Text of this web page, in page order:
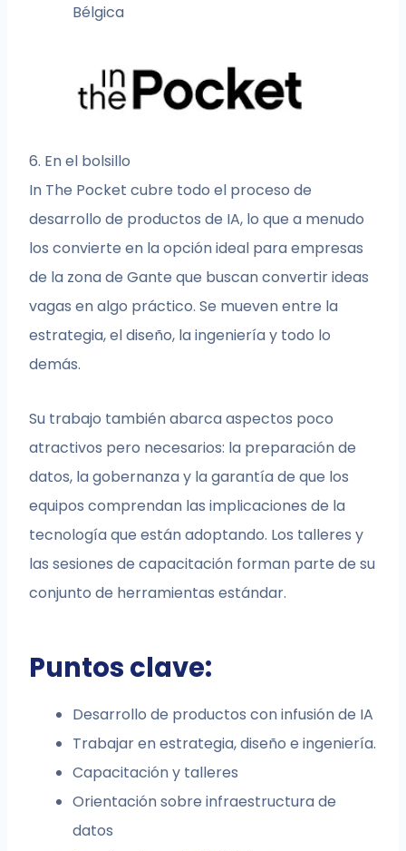
Bélgica
6. En el bolsillo
In The Pocket cubre todo el proceso de
desarrollo de productos de IA, lo que a menudo
los convierte en la opción ideal para empresas
de la zona de Gante que buscan convertir ideas
vagas en algo práctico. Se mueven entre la
estrategia, el diseño, la ingeniería y todo lo
demás.
Su trabajo también abarca aspectos poco
atractivos pero necesarios: la preparación de
datos, la gobernanza y la garantía de que los
equipos comprendan las implicaciones de la
tecnología que están adoptando. Los talleres y
las sesiones de capacitación forman parte de su
conjunto de herramientas estándar.
Puntos clave:
Desarrollo de productos con infusión de IA
Trabajar en estrategia, diseño e ingeniería.
Capacitación y talleres
Orientación sobre infraestructura de
datos